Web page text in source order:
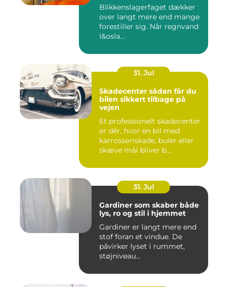
Blikkenslagerfaget dækker
over langt mere end mange
forestiller sig. Når regnvand
l&osla...
31. Jul
Skadecenter sådan får du
bilen sikkert tilbage på
vejen
Et professionelt skadecenter
er dér, hvor en bil med
karrosseriskade, buler eller
skæve mål bliver b...
31. Jul
Gardiner som skaber både
lys, ro og stil i hjemmet
Gardiner er langt mere end
stof foran et vindue. De
påvirker lyset i rummet,
støjniveau...